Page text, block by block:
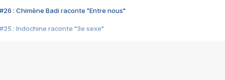
#26 : Chimène Badi raconte "Entre nous"
#25 : Indochine raconte "3e sexe"